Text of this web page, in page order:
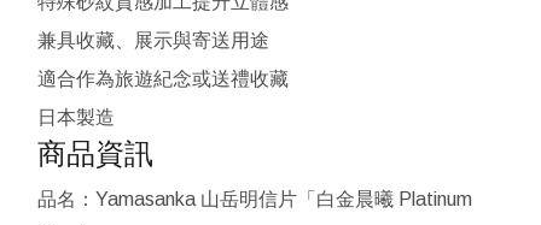
兼具收藏、展示與寄送用途
適合作為旅遊紀念或送禮收藏
日本製造
商品資訊
品名：Yamasanka 山岳明信片「白金晨曦 Platinum